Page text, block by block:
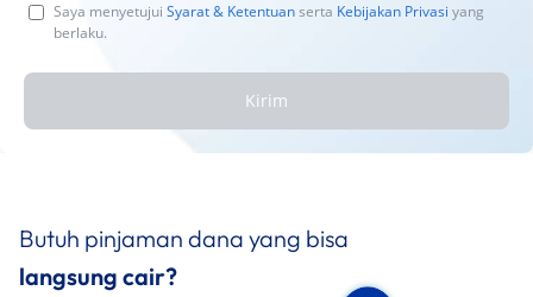
Saya menyetujui Syarat & Ketentuanserta Kebijakan Privasi yang
berlaku.
Kirim
Butuh pinjaman dana yang bisa
langsung cair?